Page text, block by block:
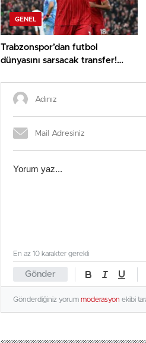
GENEL
Trabzonspor’dan futbol
dünyasını sarsacak transfer!
Gönder
En az 10 karakter gerekli
Gönderdiğiniz yorum moderasyon ekibi